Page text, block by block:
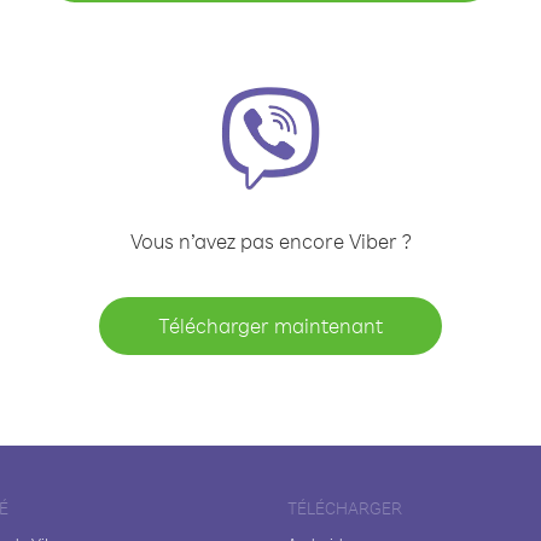
Vous n’avez pas encore Viber ?
Télécharger maintenant
TÉLÉCHARGER